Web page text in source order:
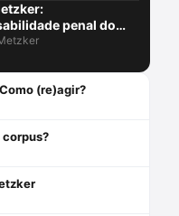
penal do
requer provas
(re)agir?